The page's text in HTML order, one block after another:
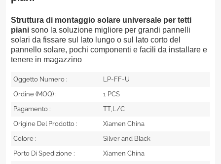
Struttura di montaggio solare universale per tetti
piani sono la soluzione migliore per grandi pannelli
solari da fissare sul lato lungo o sul lato corto del
pannello solare, pochi componenti e facili da installare e
tenere in magazzino
Oggetto Numero :
LP-FF-U
Ordine (MOQ) :
1 PCS
Pagamento :
TT,L/C
Origine Del Prodotto :
Xiamen China
Colore :
Silver and Black
Porto Di Spedizione :
Xiamen China